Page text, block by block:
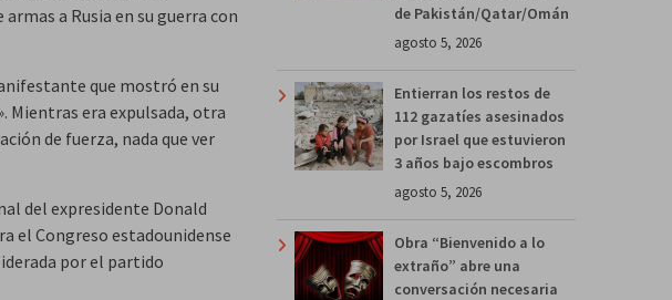
a Rusia en su guerra con
que mostró en su
Mientras era expulsada, otra
de fuerza, nada que ver
del expresidente Donald
el Congreso estadounidense
por el partido
de Pakistán/Qatar/Omán
agosto 5, 2026
Entierran los restos de
112 gazatíes asesinados
por Israel que estuvieron
3 años bajo escombros
agosto 5, 2026
Obra “Bienvenido a lo
extraño” abre una
conversación necesaria